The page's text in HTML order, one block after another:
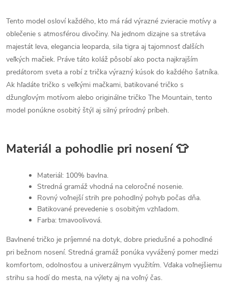
Tento model osloví každého, kto má rád výrazné zvieracie motívy a
oblečenie s atmosférou divočiny. Na jednom dizajne sa stretáva
majestát leva, elegancia leoparda, sila tigra aj tajomnosť ďalších
veľkých mačiek. Práve táto koláž pôsobí ako pocta najkrajším
predátorom sveta a robí z trička výrazný kúsok do každého šatníka.
Ak hľadáte tričko s veľkými mačkami, batikované tričko s
džungľovým motívom alebo originálne tričko The Mountain, tento
model ponúkne osobitý štýl aj silný prírodný príbeh.
Materiál a pohodlie pri nosení 👕
Materiál: 100% bavlna.
Stredná gramáž vhodná na celoročné nosenie.
Rovný voľnejší strih pre pohodlný pohyb počas dňa.
Batikované prevedenie s osobitým vzhľadom.
Farba: tmavoolivová.
Bavlnené tričko je príjemné na dotyk, dobre priedušné a pohodlné
pri bežnom nosení. Stredná gramáž ponúka vyvážený pomer medzi
komfortom, odolnosťou a univerzálnym využitím. Vďaka voľnejšiemu
strihu sa hodí do mesta, na výlety aj na voľný čas.